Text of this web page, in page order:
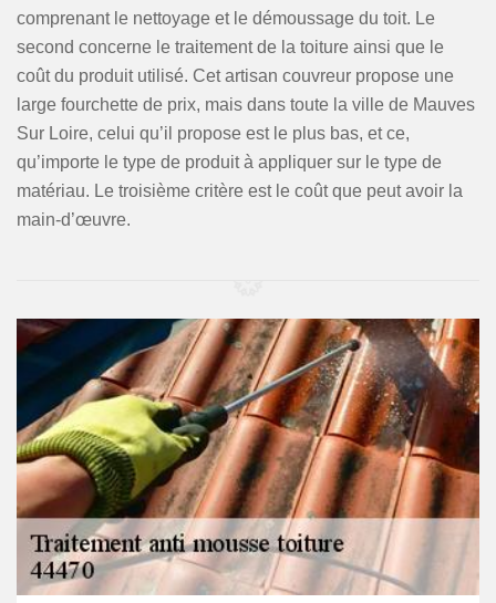
comprenant le nettoyage et le démoussage du toit. Le
second concerne le traitement de la toiture ainsi que le
coût du produit utilisé. Cet artisan couvreur propose une
large fourchette de prix, mais dans toute la ville de Mauves
Sur Loire, celui qu’il propose est le plus bas, et ce,
qu’importe le type de produit à appliquer sur le type de
matériau. Le troisième critère est le coût que peut avoir la
main-d’œuvre.